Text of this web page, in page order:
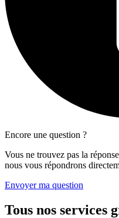
Encore une question ?
Vous ne trouvez pas la
nous vous répondrons
Envoyer ma question
Tous nos services